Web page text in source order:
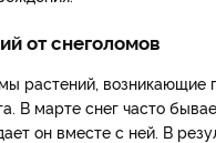
от снеголомов
растений, возникающие
В марте снег часто
он вместе с ней. В